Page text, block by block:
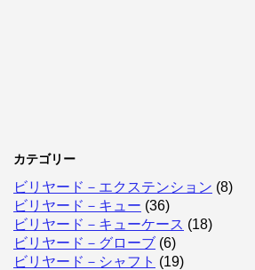
カテゴリー
ビリヤード－エクステンション (8)
ビリヤード－キュー (36)
ビリヤード－キューケース (18)
ビリヤード－グローブ (6)
ビリヤード－シャフト (19)